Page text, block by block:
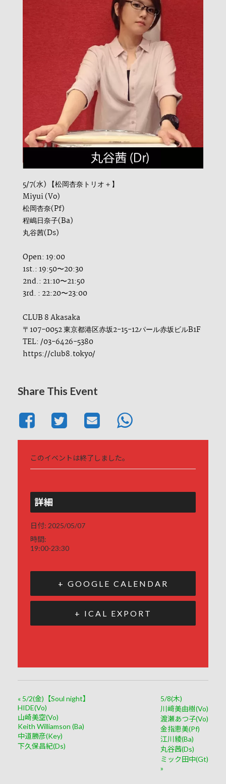
5/7(水) 【松岡杏奈トリオ＋】
Miyui (Vo)
松岡杏奈(Pf)
程嶋日奈子(Ba)
丸谷茜(Ds)
Open: 19:00
1st.: 19:50〜20:30
2nd.: 21:10〜21:50
3rd. : 22:20〜23:00
CLUB 8 Akasaka
〒107-0052 東京都港区赤坂2-15-12パール赤坂ビルB1F
TEL: /03-6426-5380
https://club8.tokyo/
Share This Event
このイベントは終了しました。
詳細
日付: 2025/05/07
時間:
19:00-23:30
+ GOOGLE CALENDAR
+ ICAL EXPORT
« 5/2(金)【Soul night】
HIDE(Vo)
山崎美空(Vo)
Keith Williamson (Ba)
中道勝彦(Key)
下久保昌紀(Ds)
5/8(木)
川﨑美由樹(Vo)
渡瀬あつ子(Vo)
金指恵美(Pf)
江川綾(Ba)
丸谷茜(Ds)
ミック田中(Gt)
»